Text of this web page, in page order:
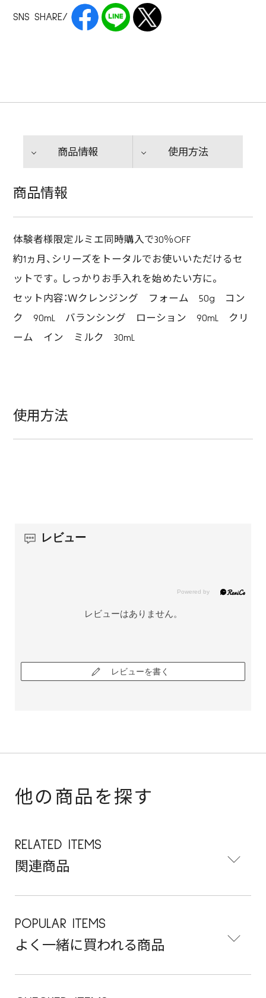
SNS SHARE/
商品情報 使用方法
商品情報
体験者様限定ルミエ同時購入で30％OFF
約1ヵ月、シリーズをトータルでお使いいただけるセ
ットです。しっかりお手入れを始めたい方に。
セット内容：Ｗクレンジング フォーム 50g コン
ク 90mL バランシング ローション 90mL クリ
ーム イン ミルク 30mL
使用方法
レビュー
レビューはありません。
レビューを書く
他の商品を探す
RELATED ITEMS
関連商品
POPULAR ITEMS
よく一緒に買われる商品